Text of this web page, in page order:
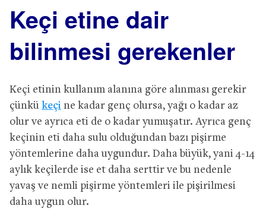
Keçi etine dair
bilinmesi gerekenler
Keçi etinin kullanım alanına göre alınması gerekir
çünkü keçi ne kadar genç olursa, yağı o kadar az
olur ve ayrıca eti de o kadar yumuşatır. Ayrıca genç
keçinin eti daha sulu olduğundan bazı pişirme
yöntemlerine daha uygundur. Daha büyük, yani 4-14
aylık keçilerde ise et daha serttir ve bu nedenle
yavaş ve nemli pişirme yöntemleri ile pişirilmesi
daha uygun olur.